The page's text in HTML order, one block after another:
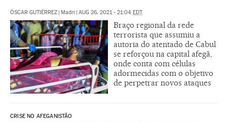
ÓSCAR GUTIÉRREZ | Madri | AUG 26, 2021 - 21:04 EDT
Braço regional da rede
terrorista que assumiu a
autoria do atentado de Cabul
se reforçou na capital afegã,
onde conta com células
adormecidas com o objetivo
de perpetrar novos ataques
CRISE NO AFEGANISTÃO